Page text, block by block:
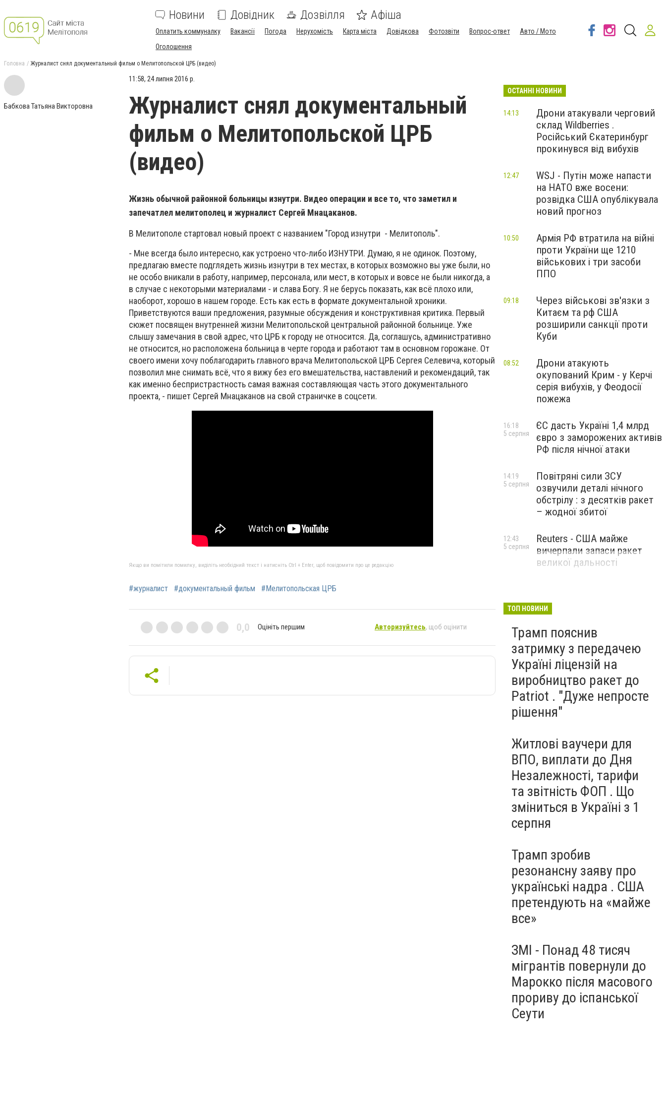
Новини Довідник Дозвілля Афіша
Оплатить коммуналку Вакансії Погода Нерухомість Карта міста Довідкова Фотозвіти Вопрос-ответ
Авто / Мото
Оголошення
Головна Журналист снял документальный фильм о Мелитопольской ЦРБ (видео)
Бабкова Татьяна Викторовна
11:58, 24 липня 2016 р.
Журналист снял документальный
фильм о Мелитопольской ЦРБ
(видео)
Жизнь обычной районной больницы изнутри. Видео операции и все то, что заметил и
запечатлел мелитополец и журналист Сергей Мнацаканов.
В Мелитополе стартовал новый проект с названием "Город изнутри - Мелитополь".
- Мне всегда было интересно, как устроено что-либо ИЗНУТРИ. Думаю, я не одинок. Поэтому,
предлагаю вместе подглядеть жизнь изнутри в тех местах, в которых возможно вы уже были, но
не особо вникали в работу, например, персонала, или мест, в которых и вовсе не были никогда, а
в случае с некоторыми материалами - и слава Богу. Я не берусь показать, как всё плохо или,
наоборот, хорошо в нашем городе. Есть как есть в формате документальной хроники.
Приветствуются ваши предложения, разумные обсуждения и конструктивная критика. Первый
сюжет посвящен внутренней жизни Мелитопольской центральной районной больнице. Уже
слышу замечания в свой адрес, что ЦРБ к городу не относится. Да, соглашусь, административно
не относится, но расположена больница в черте города и работают там в основном горожане. От
своего имени хочу поблагодарить главного врача Мелитопольской ЦРБ Сергея Селевича, который
позволил мне снимать всё, что я вижу без его вмешательства, наставлений и рекомендаций, так
как именно беспристрастность самая важная составляющая часть этого документального
проекта, - пишет Сергей Мнацаканов на свой страничке в соцсети.
Якщо ви помітили помилку, виділіть необхідний текст і натисніть Ctrl + Enter, щоб повідомити про це редакцію
#журналист #документальный фильм #Мелитопольская ЦРБ
0,0 Оцініть першим Авторизуйтесь, щоб оцінити
ОСТАННІ НОВИНИ
Дрони атакували черговий
склад Wildberries .
Російський Єкатеринбург
прокинувся від вибухів
14:13
WSJ - Путін може напасти
на НАТО вже восени:
розвідка США опублікувала
новий прогноз
12:47
Армія РФ втратила на війні
проти України ще 1210
військових і три засоби
ППО
10:50
Через військові зв'язки з
Китаєм та рф США
розширили санкції проти
Куби
09:18
Дрони атакують
окупований Крим - у Керчі
серія вибухів, у Феодосії
пожежа
08:52
ЄС дасть Україні 1,4 млрд
євро з заморожених активів
РФ після нічної атаки
16:18
5 серпня
Повітряні сили ЗСУ
озвучили деталі нічного
обстрілу : з десятків ракет
– жодної збитої
14:19
5 серпня
Reuters - США майже
вичерпали запаси ракет
великої дальності
12:43
5 серпня
ТОП НОВИНИ
Трамп пояснив
затримку з передачею
Україні ліцензій на
виробництво ракет до
Patriot . "Дуже непросте
рішення"
Житлові ваучери для
ВПО, виплати до Дня
Незалежності, тарифи
та звітність ФОП . Що
зміниться в Україні з 1
серпня
Трамп зробив
резонансну заяву про
українські надра . США
претендують на «майже
все»
ЗМІ - Понад 48 тисяч
мігрантів повернули до
Марокко після масового
прориву до іспанської
Сеути